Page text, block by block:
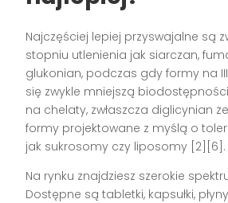
Najczęściej lepiej przyswajalne są
stopniu utlenienia jak siarczan,
glukonian, podczas gdy formy na
się zwykle mniejszą
na chelaty, zwłaszcza diglicynian
formy projektowane z myślą o
jak sukrosomy czy liposomy [2][6].
Na rynku znajdziesz szerokie
Dostępne są tabletki, kapsułki,